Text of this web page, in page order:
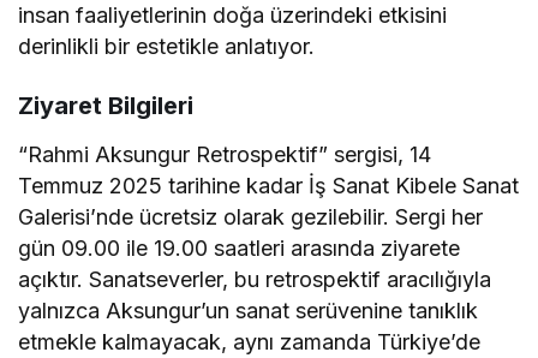
insan faaliyetlerinin doğa üzerindeki etkisini
derinlikli bir estetikle anlatıyor.
Ziyaret Bilgileri
“Rahmi Aksungur Retrospektif” sergisi, 14
Temmuz 2025 tarihine kadar İş Sanat Kibele Sanat
Galerisi’nde ücretsiz olarak gezilebilir. Sergi her
gün 09.00 ile 19.00 saatleri arasında ziyarete
açıktır. Sanatseverler, bu retrospektif aracılığıyla
yalnızca Aksungur’un sanat serüvenine tanıklık
etmekle kalmayacak, aynı zamanda Türkiye’de